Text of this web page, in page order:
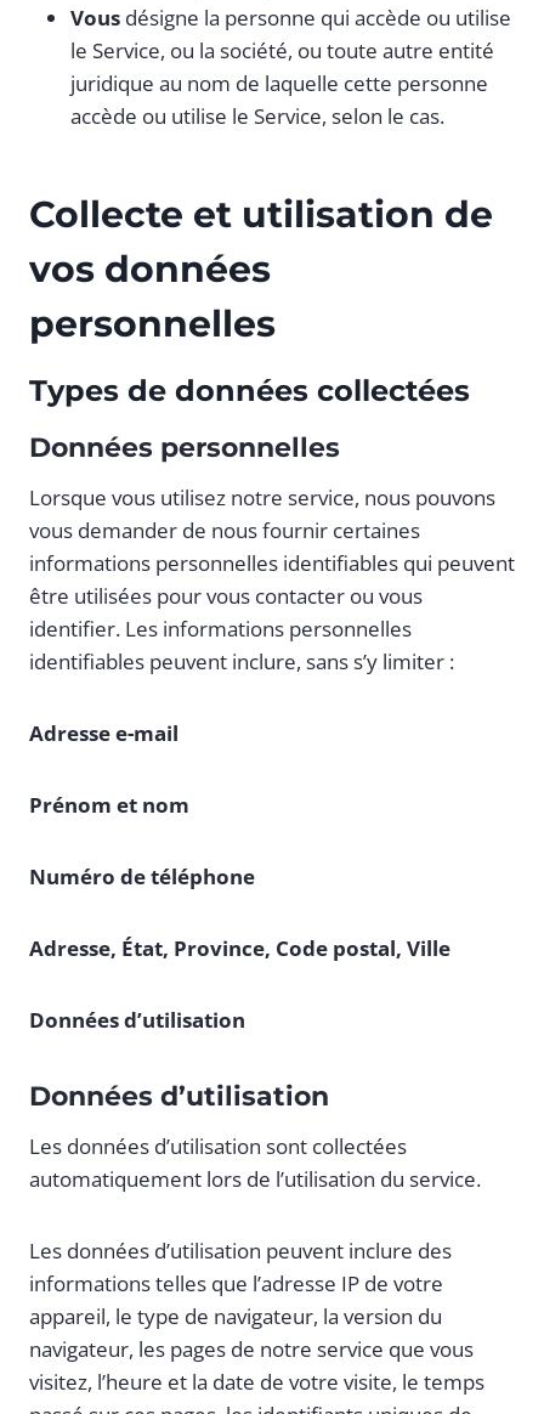
Vous désigne la personne qui accède ou utilise
le Service, ou la société, ou toute autre entité
juridique au nom de laquelle cette personne
accède ou utilise le Service, selon le cas.
Collecte et utilisation de
vos données
personnelles
Types de données collectées
Données personnelles
Lorsque vous utilisez notre service, nous pouvons
vous demander de nous fournir certaines
informations personnelles identifiables qui peuvent
être utilisées pour vous contacter ou vous
identifier. Les informations personnelles
identifiables peuvent inclure, sans s’y limiter :
Adresse e-mail
Prénom et nom
Numéro de téléphone
Adresse, État, Province, Code postal, Ville
Données d’utilisation
Données d’utilisation
Les données d’utilisation sont collectées
automatiquement lors de l’utilisation du service.
Les données d’utilisation peuvent inclure des
informations telles que l’adresse IP de votre
appareil, le type de navigateur, la version du
navigateur, les pages de notre service que vous
visitez, l’heure et la date de votre visite, le temps